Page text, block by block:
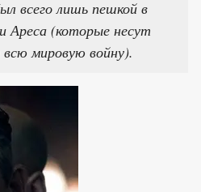
всего лишь пешкой в
Ареса (которые несут
мировую войну).